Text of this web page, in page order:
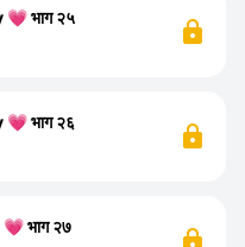
भाग २५
भाग २६
भाग २७